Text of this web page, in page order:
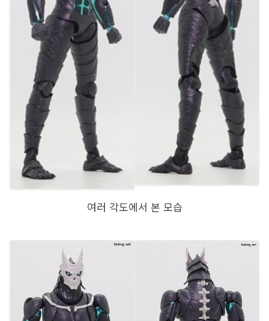
여러 각도에서 본 모습